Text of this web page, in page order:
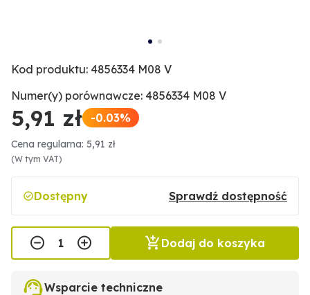
Kod produktu: 4856334 M08 V
Numer(y) porównawcze: 4856334 M08 V
5,91 zł -0.03%
Cena regularna: 5,91 zł
(W tym VAT)
Dostępny Sprawdź dostępność
Dodaj do koszyka
Wsparcie techniczne